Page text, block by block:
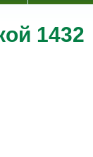
1432